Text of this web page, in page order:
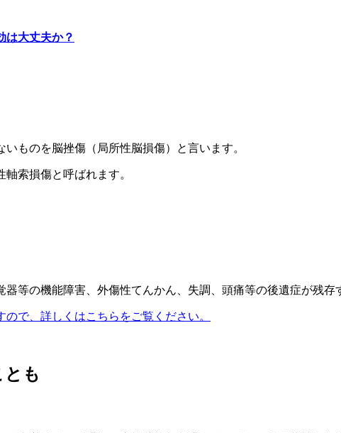
は大丈夫か？
ものを脳挫傷（局所性脳損傷）と言います。
索損傷と呼ばれます。
等の機能障害、外傷性てんかん、失調、頭痛等の後遺症が残存
で、詳しくはこちらをご覧ください。
とも